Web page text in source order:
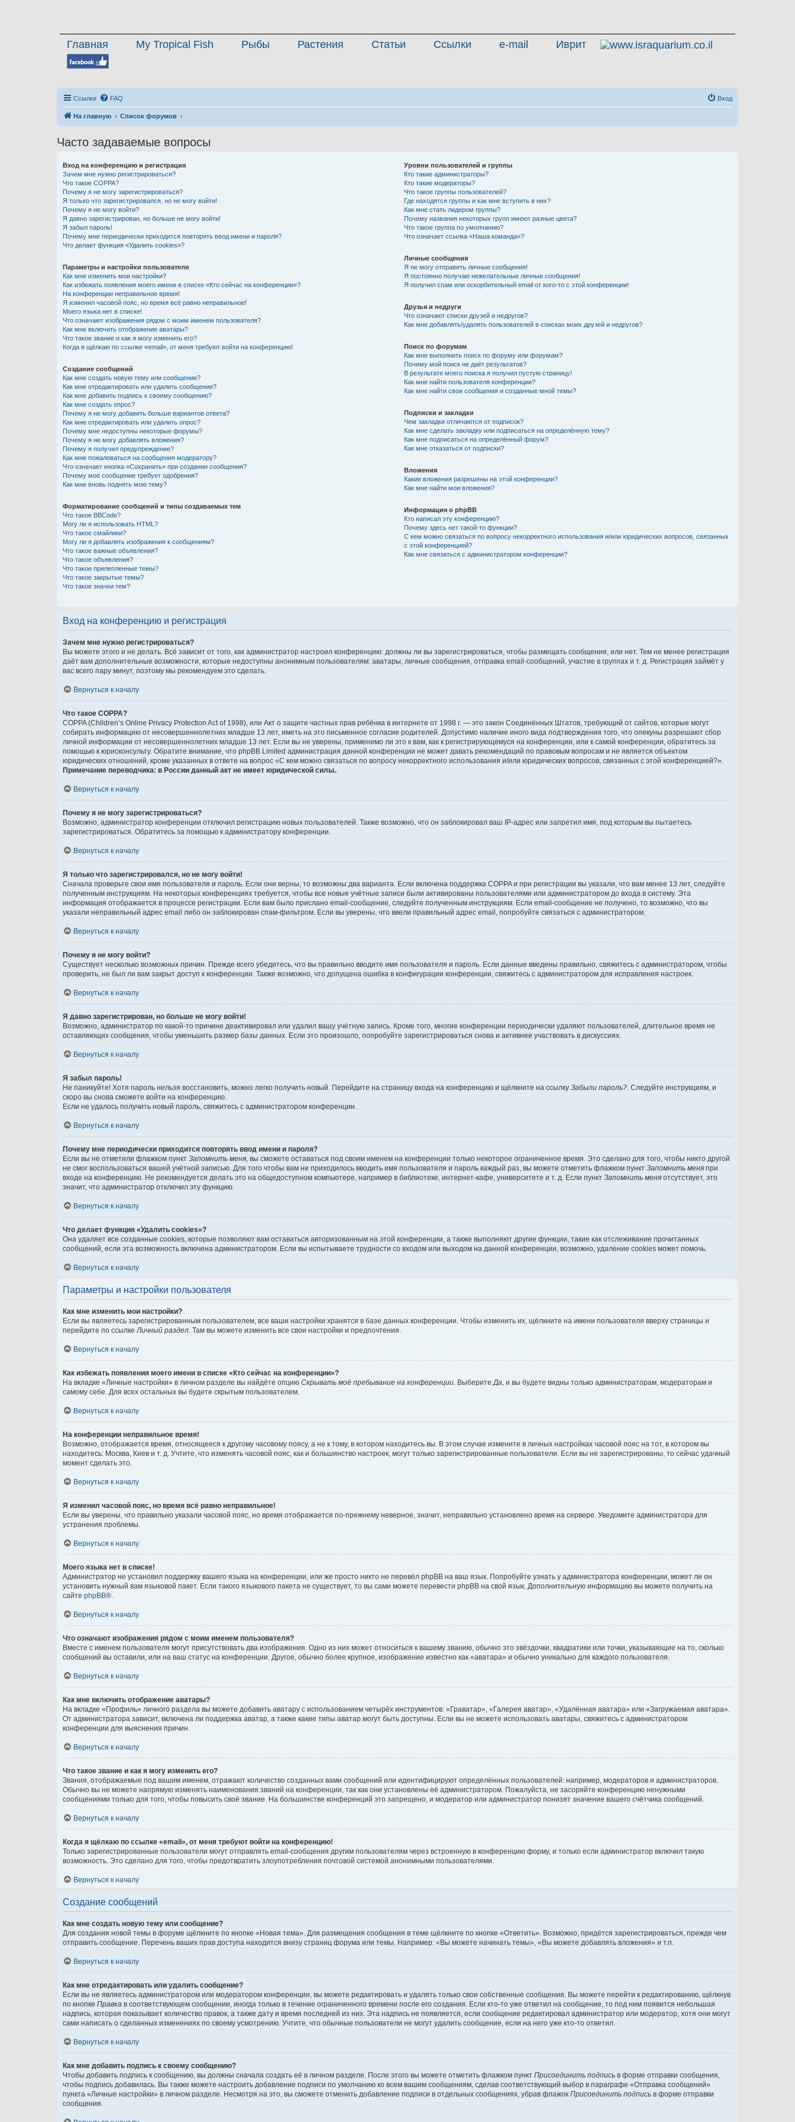
Главная My Tropical Fish Рыбы Растения Статьи Ссылки e-mail Иврит
Ссылки FAQ Вход
На главную Список форумов
Часто задаваемые вопросы
Вход на конференцию и регистрация
Зачем мне нужно регистрироваться?
Что такое COPPA?
Почему я не могу зарегистрироваться?
Я только что зарегистрировался, но не могу войти!
Почему я не могу войти?
Я давно зарегистрирован, но больше не могу войти!
Я забыл пароль!
Почему мне периодически приходится повторять ввод имени и пароля?
Что делает функция «Удалить cookies»?
Параметры и настройки пользователя
Как мне изменить мои настройки?
Как избежать появления моего имени в списке «Кто сейчас на конференции»?
На конференции неправильное время!
Я изменил часовой пояс, но время всё равно неправильное!
Моего языка нет в списке!
Что означают изображения рядом с моим именем пользователя?
Как мне включить отображение аватары?
Что такое звание и как я могу изменить его?
Когда я щёлкаю по ссылке «email», от меня требуют войти на конференцию!
Создание сообщений
Как мне создать новую тему или сообщение?
Как мне отредактировать или удалить сообщение?
Как мне добавить подпись к своему сообщению?
Как мне создать опрос?
Почему я не могу добавить больше вариантов ответа?
Как мне отредактировать или удалить опрос?
Почему мне недоступны некоторые форумы?
Почему я не могу добавлять вложения?
Почему я получил предупреждение?
Как мне пожаловаться на сообщения модератору?
Что означает кнопка «Сохранить» при создании сообщения?
Почему моё сообщение требует одобрения?
Как мне вновь поднять мою тему?
Форматирование сообщений и типы создаваемых тем
Что такое BBCode?
Могу ли я использовать HTML?
Что такое смайлики?
Могу ли я добавлять изображения к сообщениям?
Что такое важные объявления?
Что такое объявления?
Что такое прилепленные темы?
Что такое закрытые темы?
Что такое значки тем?
Уровни пользователей и группы
Кто такие администраторы?
Кто такие модераторы?
Что такое группы пользователей?
Где находятся группы и как мне вступить в них?
Как мне стать лидером группы?
Почему названия некоторых групп имеют разные цвета?
Что такое группа по умолчанию?
Что означает ссылка «Наша команда»?
Личные сообщения
Я не могу отправить личные сообщения!
Я постоянно получаю нежелательные личные сообщения!
Я получил спам или оскорбительный email от кого-то с этой конференции!
Друзья и недруги
Что означают списки друзей и недругов?
Как мне добавлять/удалять пользователей в списках моих друзей и недругов?
Поиск по форумам
Как мне выполнить поиск по форуму или форумам?
Почему мой поиск не даёт результатов?
В результате моего поиска я получил пустую страницу!
Как мне найти пользователя конференции?
Как мне найти свои сообщения и созданные мной темы?
Подписки и закладки
Чем закладки отличаются от подписок?
Как мне сделать закладку или подписаться на определённую тему?
Как мне подписаться на определённый форум?
Как мне отказаться от подписки?
Вложения
Какие вложения разрешены на этой конференции?
Как мне найти мои вложения?
Информация о phpBB
Кто написал эту конференцию?
Почему здесь нет такой-то функции?
С кем можно связаться по вопросу некорректного использования и/или юридических вопросов, связанных
с этой конференцией?
Как мне связаться с администратором конференции?
Вход на конференцию и регистрация
Зачем мне нужно регистрироваться?
Вы можете этого и не делать. Всё зависит от того, как администратор настроил конференцию: должны ли вы зарегистрироваться, чтобы размещать сообщения, или нет. Тем не менее регистрация
даёт вам дополнительные возможности, которые недоступны анонимным пользователям: аватары, личные сообщения, отправка email-сообщений, участие в группах и т. д. Регистрация займёт у
вас всего пару минут, поэтому мы рекомендуем это сделать.
Вернуться к началу
Что такое COPPA?
COPPA (Children’s Online Privacy Protection Act of 1998), или Акт о защите частных прав ребёнка в интернете от 1998 г. — это закон Соединённых Штатов, требующий от сайтов, которые могут
собирать информацию от несовершеннолетних младше 13 лет, иметь на это письменное согласие родителей. Допустимо наличие иного вида подтверждения того, что опекуны разрешают сбор
личной информации от несовершеннолетних младше 13 лет. Если вы не уверены, применимо ли это к вам, как к регистрирующемуся на конференции, или к самой конференции, обратитесь за
помощью к юрисконсульту. Обратите внимание, что phpBB Limited администрация данной конференции не может давать рекомендаций по правовым вопросам и не является объектом
юридических отношений, кроме указанных в ответе на вопрос «С кем можно связаться по вопросу некорректного использования и/или юридических вопросов, связанных с этой конференцией?».
Примечание переводчика: в России данный акт не имеет юридической силы..
Вернуться к началу
Почему я не могу зарегистрироваться?
Возможно, администратор конференции отключил регистрацию новых пользователей. Также возможно, что он заблокировал ваш IP-адрес или запретил имя, под которым вы пытаетесь
зарегистрироваться. Обратитесь за помощью к администратору конференции.
Вернуться к началу
Я только что зарегистрировался, но не могу войти!
Сначала проверьте свои имя пользователя и пароль. Если они верны, то возможны два варианта. Если включена поддержка COPPA и при регистрации вы указали, что вам менее 13 лет, следуйте
полученным инструкциям. На некоторых конференциях требуется, чтобы все новые учётные записи были активированы пользователями или администратором до входа в систему. Эта
информация отображается в процессе регистрации. Если вам было прислано email-сообщение, следуйте полученным инструкциям. Если email-сообщение не получено, то возможно, что вы
указали неправильный адрес email либо он заблокирован спам-фильтром. Если вы уверены, что ввели правильный адрес email, попробуйте связаться с администратором.
Вернуться к началу
Почему я не могу войти?
Существует несколько возможных причин. Прежде всего убедитесь, что вы правильно вводите имя пользователя и пароль. Если данные введены правильно, свяжитесь с администратором, чтобы
проверить, не был ли вам закрыт доступ к конференции. Также возможно, что допущена ошибка в конфигурации конференции, свяжитесь с администратором для исправления настроек.
Вернуться к началу
Я давно зарегистрирован, но больше не могу войти!
Возможно, администратор по какой-то причине деактивировал или удалил вашу учётную запись. Кроме того, многие конференции периодически удаляют пользователей, длительное время не
оставляющих сообщения, чтобы уменьшить размер базы данных. Если это произошло, попробуйте зарегистрироваться снова и активнее участвовать в дискуссиях.
Вернуться к началу
Я забыл пароль!
Не паникуйте! Хотя пароль нельзя восстановить, можно легко получить новый. Перейдите на страницу входа на конференцию и щёлкните на ссылку Забыли пароль?. Следуйте инструкциям, и
скоро вы снова сможете войти на конференцию.
Если не удалось получить новый пароль, свяжитесь с администратором конференции.
Вернуться к началу
Почему мне периодически приходится повторять ввод имени и пароля?
Если вы не отметили флажком пункт Запомнить меня, вы сможете оставаться под своим именем на конференции только некоторое ограниченное время. Это сделано для того, чтобы никто другой
не смог воспользоваться вашей учётной записью. Для того чтобы вам не приходилось вводить имя пользователя и пароль каждый раз, вы можете отметить флажком пункт Запомнить меня при
входе на конференцию. Не рекомендуется делать это на общедоступном компьютере, например в библиотеке, интернет-кафе, университете и т. д. Если пункт Запомнить меня отсутствует, это
значит, что администратор отключил эту функцию.
Вернуться к началу
Что делает функция «Удалить cookies»?
Она удаляет все созданные cookies, которые позволяют вам оставаться авторизованным на этой конференции, а также выполняют другие функции, такие как отслеживание прочитанных
сообщений, если эта возможность включена администратором. Если вы испытываете трудности со входом или выходом на данной конференции, возможно, удаление cookies может помочь.
Вернуться к началу
Параметры и настройки пользователя
Как мне изменить мои настройки?
Если вы являетесь зарегистрированным пользователем, все ваши настройки хранятся в базе данных конференции. Чтобы изменить их, щёлкните на имени пользователя вверху страницы и
перейдите по ссылкеЛичный раздел. Там вы можете изменить все свои настройки и предпочтения.
Вернуться к началу
Как избежать появления моего имени в списке «Кто сейчас на конференции»?
На вкладке «Личные настройки» в личном разделе вы найдёте опцию Скрывать моё пребывание на конференции. ВыберитеДа, и вы будете видны только администраторам, модераторам и
самому себе. Для всех остальных вы будете скрытым пользователем.
Вернуться к началу
На конференции неправильное время!
Возможно, отображается время, относящееся к другому часовому поясу, а не к тому, в котором находитесь вы. В этом случае измените в личных настройках часовой пояс на тот, в котором вы
находитесь: Москва, Киев и т. д. Учтите, что изменять часовой пояс, как и большинство настроек, могут только зарегистрированные пользователи. Если вы не зарегистрированы, то сейчас удачный
момент сделать это.
Вернуться к началу
Я изменил часовой пояс, но время всё равно неправильное!
Если вы уверены, что правильно указали часовой пояс, но время отображается по-прежнему неверное, значит, неправильно установлено время на сервере. Уведомите администратора для
устранения проблемы.
Вернуться к началу
Моего языка нет в списке!
Администратор не установил поддержку вашего языка на конференции, или же просто никто не перевёл phpBB на ваш язык. Попробуйте узнать у администратора конференции, может ли он
установить нужный вам языковой пакет. Если такого языкового пакета не существует, то вы сами можете перевести phpBB на свой язык. Дополнительную информацию вы можете получить на
сайте phpBB®.
Вернуться к началу
Что означают изображения рядом с моим именем пользователя?
Вместе с именем пользователя могут присутствовать два изображения. Одно из них может относиться к вашему званию, обычно это звёздочки, квадратики или точки, указывающие на то, сколько
сообщений вы оставили, или на ваш статус на конференции. Другое, обычно более крупное, изображение известно как «аватара» и обычно уникально для каждого пользователя.
Вернуться к началу
Как мне включить отображение аватары?
На вкладке «Профиль» личного раздела вы можете добавить аватару с использованием четырёх инструментов: «Граватар», «Галерея аватар», «Удалённая аватара» или «Загружаемая аватара».
От администратора зависит, включена ли поддержка аватар, а также какие типы аватар могут быть доступны. Если вы не можете использовать аватары, свяжитесь с администратором
конференции для выяснения причин.
Вернуться к началу
Что такое звание и как я могу изменить его?
Звания, отображаемые под вашим именем, отражают количество созданных вами сообщений или идентифицируют определённых пользователей: например, модераторов и администраторов.
Обычно вы не можете напрямую изменять наименования званий на конференции, так как они установлены её администратором. Пожалуйста, не засоряйте конференцию ненужными
сообщениями только для того, чтобы повысить своё звание. На большинстве конференций это запрещено, и модератор или администратор понизят значение вашего счётчика сообщений.
Вернуться к началу
Когда я щёлкаю по ссылке «email», от меня требуют войти на конференцию!
Только зарегистрированные пользователи могут отправлять email-сообщения другим пользователям через встроенную в конференцию форму, и только если администратор включил такую
возможность. Это сделано для того, чтобы предотвратить злоупотребления почтовой системой анонимными пользователями.
Вернуться к началу
Создание сообщений
Как мне создать новую тему или сообщение?
Для создания новой темы в форуме щёлкните по кнопке «Новая тема». Для размещения сообщения в теме щёлкните по кнопке «Ответить». Возможно, придётся зарегистрироваться, прежде чем
отправить сообщение. Перечень ваших прав доступа находится внизу страниц форума или темы. Например: «Вы можете начинать темы», «Вы можете добавлять вложения» и т.п.
Вернуться к началу
Как мне отредактировать или удалить сообщение?
Если вы не являетесь администратором или модератором конференции, вы можете редактировать и удалять только свои собственные сообщения. Вы можете перейти к редактированию, щёлкнув
по кнопке Правка в соответствующем сообщении, иногда только в течение ограниченного времени после его создания. Если кто-то уже ответил на сообщение, то под ним появится небольшая
надпись, которая показывает количество правок, а также дату и время последней из них. Эта надпись не появляется, если сообщение редактировал администратор или модератор, хотя они могут
сами написать о сделанных изменениях по своему усмотрению. Учтите, что обычные пользователи не могут удалить сообщение, если на него уже кто-то ответил.
Вернуться к началу
Как мне добавить подпись к своему сообщению?
Чтобы добавить подпись к сообщению, вы должны сначала создать её в личном разделе. После этого вы можете отметить флажком пункт Присоединить подпись в форме отправки сообщения,
чтобы подпись добавилась. Вы также можете настроить добавление подписи по умолчанию ко всем вашим сообщениям, сделав соответствующий выбор в параграфе «Отправка сообщений»
пункта «Личные настройки» в личном разделе. Несмотря на это, вы сможете отменить добавление подписи в отдельных сообщениях, убрав флажок Присоединить подпись в форме отправки
сообщения.